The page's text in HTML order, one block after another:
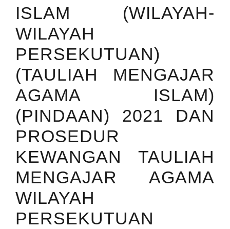
ISLAM (WILAYAH-
WILAYAH
PERSEKUTUAN)
(TAULIAH MENGAJAR
AGAMA ISLAM)
(PINDAAN) 2021 DAN
PROSEDUR
KEWANGAN TAULIAH
MENGAJAR AGAMA
WILAYAH
PERSEKUTUAN